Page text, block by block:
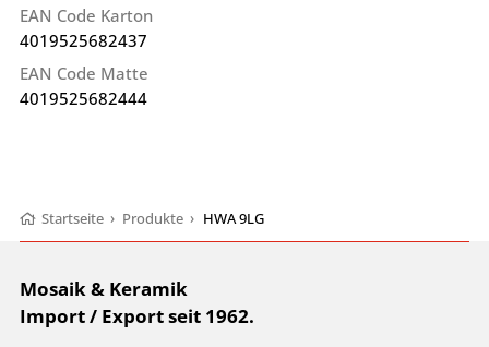
EAN Code Karton
4019525682437
EAN Code Matte
4019525682444
Startseite › Produkte › HWA 9LG
Mosaik & Keramik
Import / Export seit 1962.